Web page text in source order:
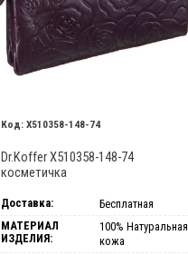
X510358-148-74
Dr.Koffer X510358-148-74
косметичка
Доставка:
Бесплатная
МАТЕРИАЛ
ИЗДЕЛИЯ:
100% Натуральная
кожа